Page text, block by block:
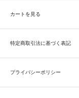
カートを見る
特定商取引法に基づく表記
プライバシーポリシー